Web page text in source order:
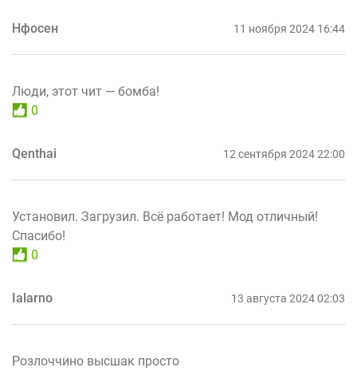
Нфосен 11 ноября 2024 16:44
Люди, этот чит — бомба!
0
Qenthai 12 сентября 2024 22:00
Установил. Загрузил. Всё работает! Мод отличный!
Спасибо!
0
Ialarno 13 августа 2024 02:03
Розлоччино высшак просто